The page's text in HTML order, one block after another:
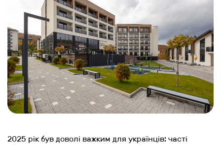
2025 рік був доволі важким для українців: часті